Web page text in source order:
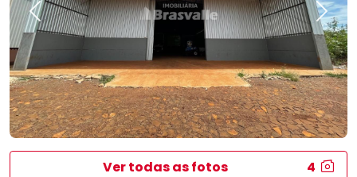
Previous Next
Ver todas as fotos 4